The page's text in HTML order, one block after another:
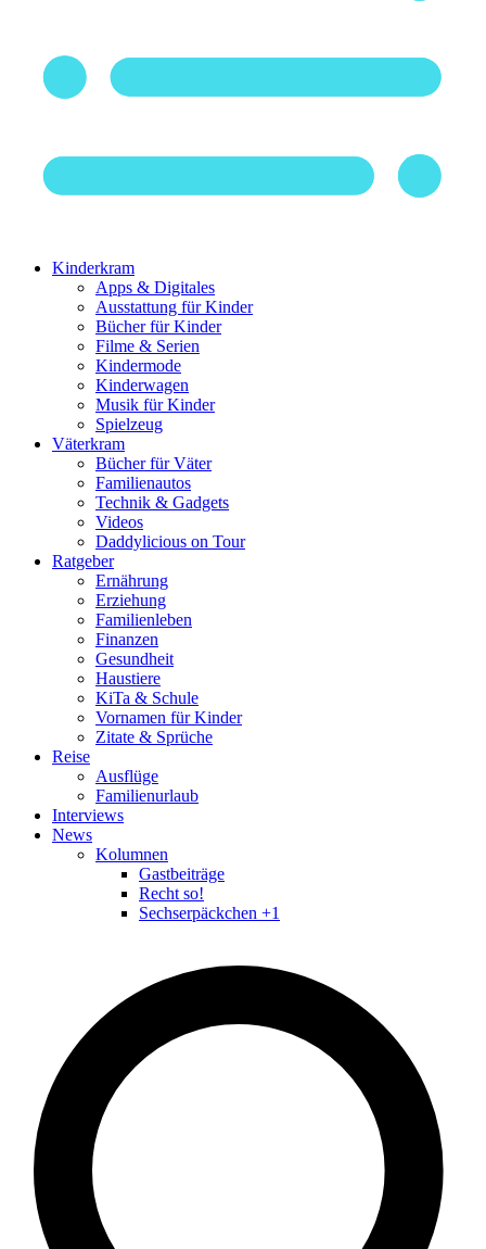
Kinderkram
Apps & Digitales
Ausstattung für Kinder
Bücher für Kinder
Filme & Serien
Kindermode
Kinderwagen
Musik für Kinder
Spielzeug
Väterkram
Bücher für Väter
Familienautos
Technik & Gadgets
Videos
Daddylicious on Tour
Ratgeber
Ernährung
Erziehung
Familienleben
Finanzen
Gesundheit
Haustiere
KiTa & Schule
Vornamen für Kinder
Zitate & Sprüche
Reise
Ausflüge
Familienurlaub
Interviews
News
Kolumnen
Gastbeiträge
Recht so!
Sechserpäckchen +1